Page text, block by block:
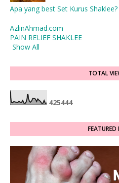
Apa yang best Set Kurus Shaklee?
AzlinAhmad.com
PAIN RELIEF SHAKLEE
Show All
TOTAL
425444
FEATURED